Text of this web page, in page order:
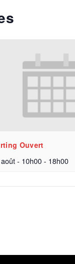
Ouvert
- 10h00- 18h00